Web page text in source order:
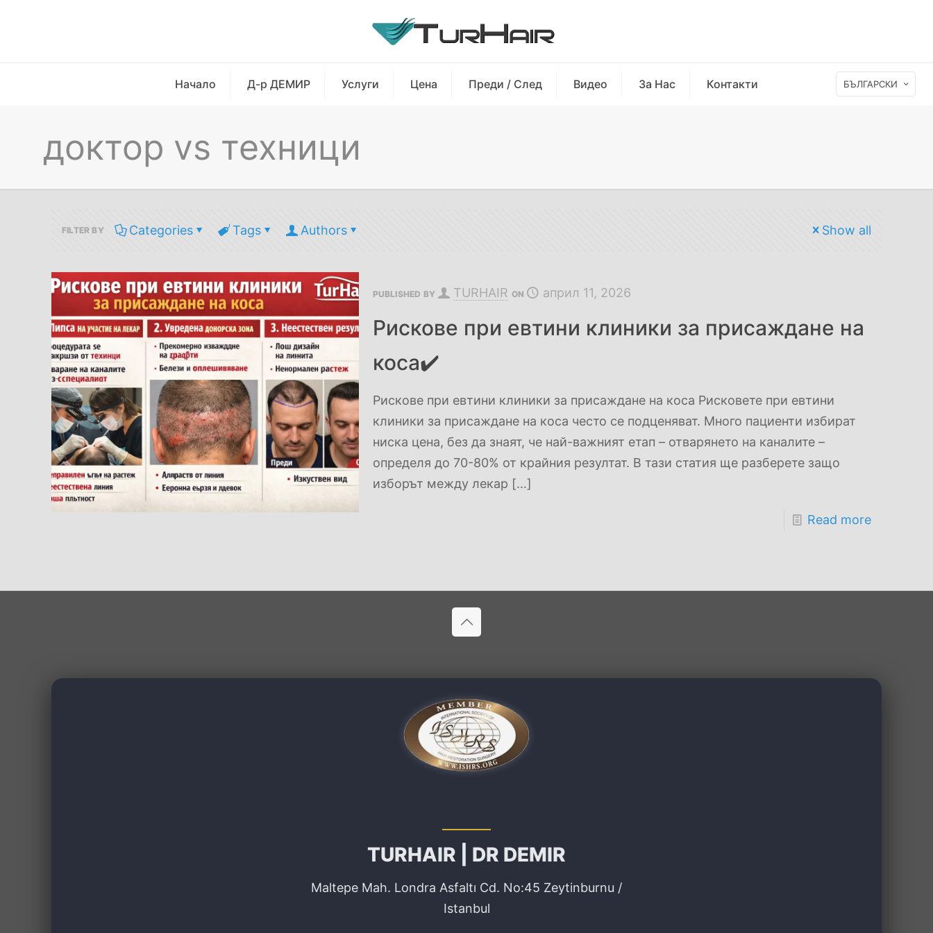
Начало Д-р ДЕМИР Услуги Цена Преди / След Видео За Нас Контакти БЪЛГАРСКИ
доктор vs техници
FILTER BY Categories Tags Authors Show all
PUBLISHED BY TURHAIR ON април 11, 2026
Рискове при евтини клиники за присаждане на
коса✔️
Рискове при евтини клиники за присаждане на коса Рисковете при евтини
клиники за присаждане на коса често се подценяват. Много пациенти избират
ниска цена, без да знаят, че най-важният етап – отварянето на каналите –
определя до 70-80% от крайния резултат. В тази статия ще разберете защо
изборът между лекар […]
Read more
TURHAIR | DR DEMIR
Maltepe Mah. Londra Asfaltı Cd. No:45 Zeytinburnu /
Istanbul